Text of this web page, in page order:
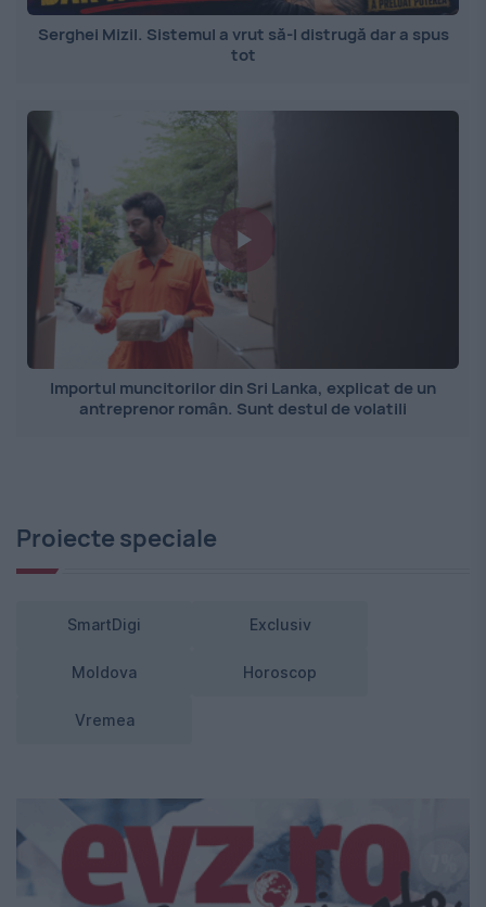
Serghei Mizil. Sistemul a vrut să-l distrugă dar a spus
tot
Importul muncitorilor din Sri Lanka, explicat de un
antreprenor român. Sunt destul de volatili
Proiecte speciale
SmartDigi Exclusiv
Moldova Horoscop
Vremea